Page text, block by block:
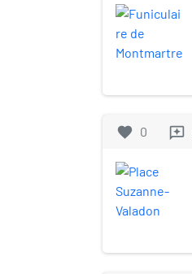
favorite 0 reviews